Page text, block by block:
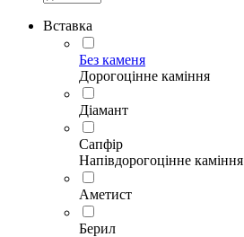
Вставка
Без каменя
Дорогоцінне каміння
Діамант
Сапфір
Напівдорогоцінне каміння
Аметист
Берил